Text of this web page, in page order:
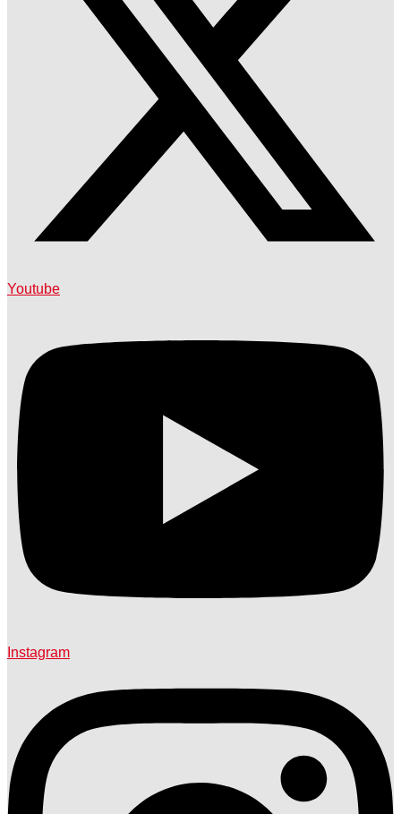
Youtube
Instagram